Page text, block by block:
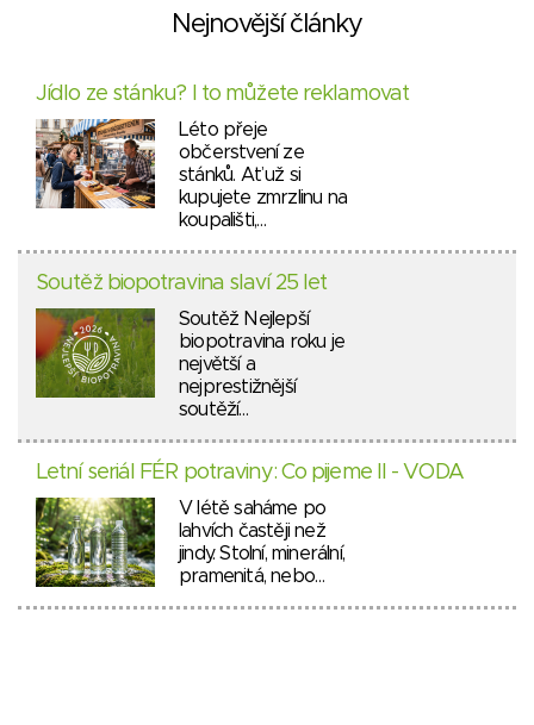
Nejnovější články
Jídlo ze stánku? I to můžete reklamovat
Léto přeje
občerstvení ze
stánků. Ať už si
kupujete zmrzlinu na
koupališti,…
Soutěž biopotravina slaví 25 let
Soutěž Nejlepší
biopotravina roku je
největší a
nejprestižnější
soutěží…
Letní seriál FÉR potraviny: Co pijeme II - VODA
V létě saháme po
lahvích častěji než
jindy. Stolní, minerální,
pramenitá, nebo…